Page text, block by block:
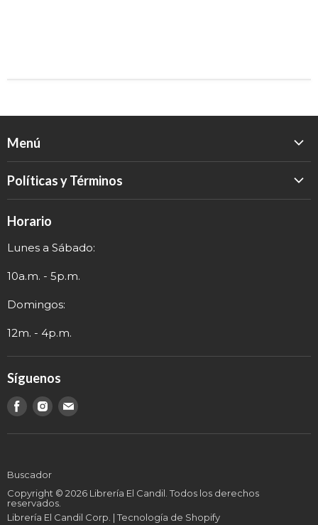
Menú
Eventos
Políticas y Términos
Política de Privacidad
Términos y Envío
Información de Contacto
Horario
Lunes a Sábado:
10a.m. - 5p.m.
Domingos:
12m. - 4p.m.
Síguenos
Encuéntranos
Encuéntranos
Encuéntranos
Buscador
Copyright © 2026 Librería El Candil. Todos los derechos
reservados.
Librería El Candil Corp. | Tecnología de Shopify